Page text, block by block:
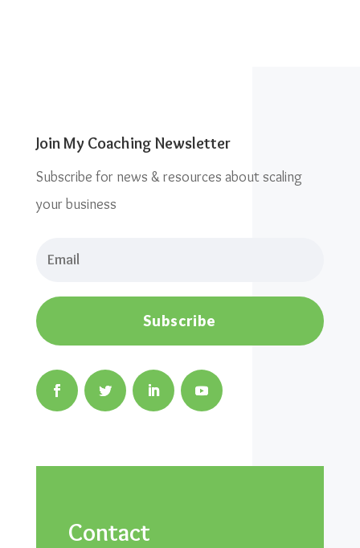
Join My Coaching Newsletter
Subscribe for news & resources about scaling
your business
Subscribe
Contact